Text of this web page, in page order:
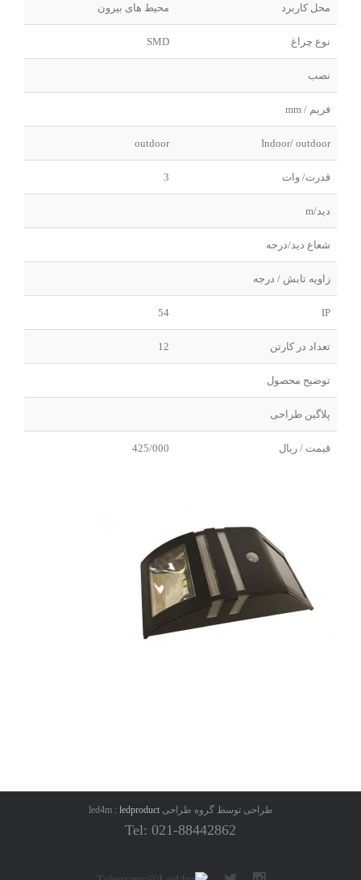
محل کاربرد محیط های بیرون
نوع چراغ SMD
نصب
فریم / mm
Indoor/ outdoor
outdoor
قدرت/ وات 3
دید/m
شعاع دید/درجه
زاویه تابش / درجه
IP
54
تعداد در کارتن 12
توضیح محصول
پلاگین طراحی
قیمت / ریال 425/000
طراحی توسط گروه طراحی led4m :ledproduct
Tel: 021-88442862